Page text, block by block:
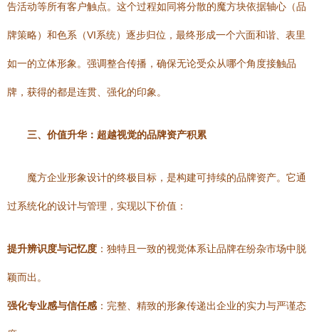
告活动等所有客户触点。这个过程如同将分散的魔方块依据轴心（品
牌策略）和色系（VI系统）逐步归位，最终形成一个六面和谐、表里
如一的立体形象。强调整合传播，确保无论受众从哪个角度接触品
牌，获得的都是连贯、强化的印象。
三、价值升华：超越视觉的品牌资产积累
魔方企业形象设计的终极目标，是构建可持续的品牌资产。它通
过系统化的设计与管理，实现以下价值：
提升辨识度与记忆度 ：独特且一致的视觉体系让品牌在纷杂市场中脱
颖而出。
强化专业感与信任感 ：完整、精致的形象传递出企业的实力与严谨态